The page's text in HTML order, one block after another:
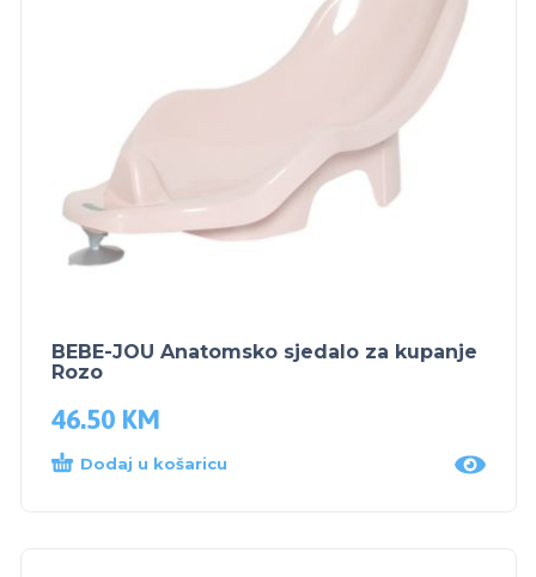
BEBE-JOU Anatomsko sjedalo za kupanje
Rozo
46.50 KM
Dodaj u košaricu